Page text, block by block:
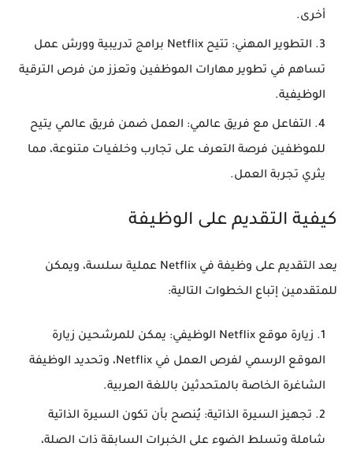
أخرى.
التطوير المهني
: تتيح Netflix برامج تدريبية وورش عمل
تساهم في تطوير مهارات الموظفين وتعزز من فرص الترقية
الوظيفية.
التفاعل مع فريق عالمي: العمل ضمن فريق عالمي يتيح
للموظفين فرصة التعرف على تجارب وخلفيات متنوعة، مما
يثري تجربة العمل.
كيفية التقديم على الوظيفة
يعد التقديم على وظيفة في Netflix عملية سلسة، ويمكن
للمتقدمين إتباع الخطوات التالية:
زيارة موقع Netflix الوظيفي
: يمكن للمرشحين زيارة
الموقع الرسمي لفرص العمل في Netflix، وتحديد الوظيفة
الشاغرة الخاصة بالمتحدثين باللغة العربية.
تجهيز السيرة الذاتية: يُنصح بأن تكون السيرة الذاتية
شاملة وتسلط الضوء على الخبرات السابقة ذات الصلة،